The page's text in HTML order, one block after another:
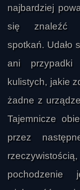
najbardziej
się znaleźć
spotkań. Udało
ani przypadki
kulistych, jakie
żadne z
Tajemnicze
przez
pochodzenie